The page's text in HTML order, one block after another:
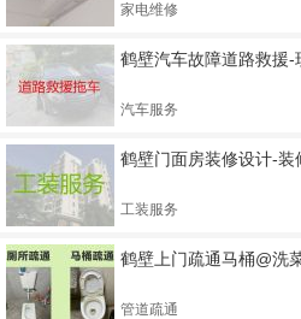
家电维修
鹤壁汽车故障道路救援-
汽车服务
鹤壁门面房装修设计-装
工装服务
鹤壁上门疏通马桶@洗
管道疏通